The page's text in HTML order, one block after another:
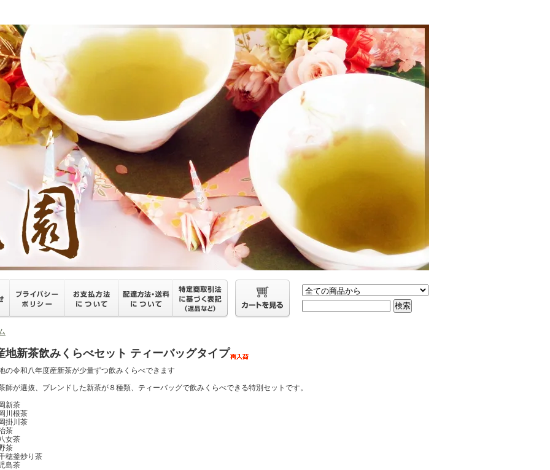
地新茶飲みくらべセット ティーバッグタイプ
の令和八年度産新茶が少量ずつ飲みくらべできます
師が選抜、ブレンドした新茶が８種類、ティーバッグで飲みくらべできる特別セットです。
新茶
川根茶
掛川茶
茶
女茶
茶
穂釜炒り茶
島茶